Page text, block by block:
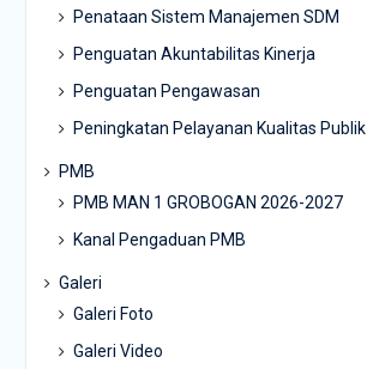
Penataan Sistem Manajemen SDM
Penguatan Akuntabilitas Kinerja
Penguatan Pengawasan
Peningkatan Pelayanan Kualitas Publik
PMB
PMB MAN 1 GROBOGAN 2026-2027
Kanal Pengaduan PMB
Galeri
Galeri Foto
Galeri Video